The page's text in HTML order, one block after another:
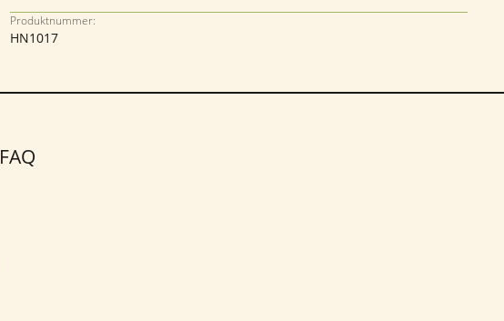
Produktnummer:
HN1017
FAQ